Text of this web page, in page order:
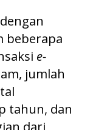
beberapa
e-
jumlah
tahun, dan
dari